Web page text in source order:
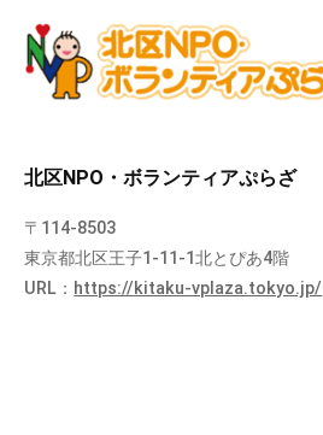
北区NPO・ボランティアぷらざ
〒114-8503
東京都北区王子1-11-1北とぴあ4階
URL： https://kitaku-vplaza.tokyo.jp/